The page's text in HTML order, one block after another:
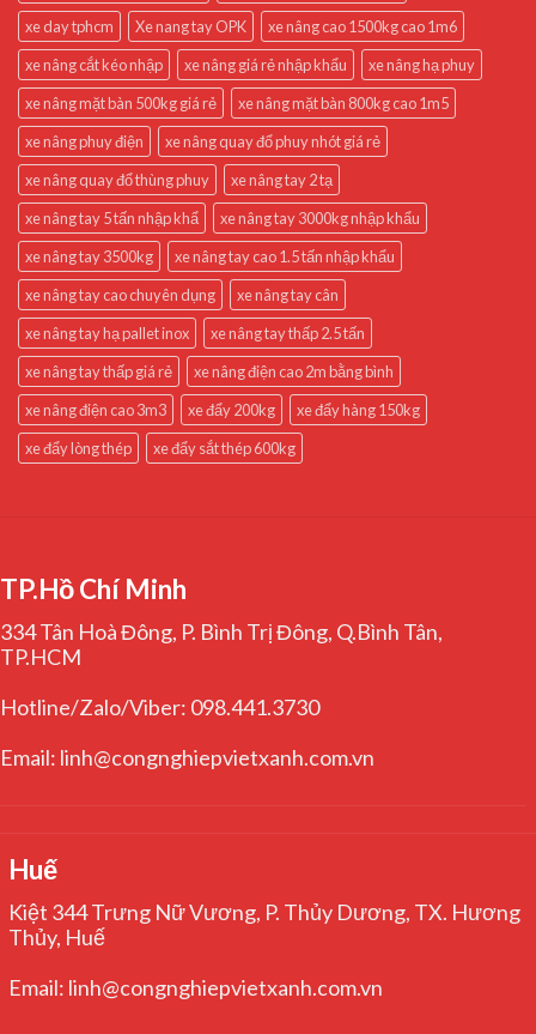
xe day tphcm
Xe nang tay OPK
xe nâng cao 1500kg cao 1m6
xe nâng cắt kéo nhập
xe nâng giá rẻ nhập khẩu
xe nâng hạ phuy
xe nâng mặt bàn 500kg giá rẻ
xe nâng mặt bàn 800kg cao 1m5
xe nâng phuy điện
xe nâng quay đổ phuy nhót giá rẻ
xe nâng quay đổ thùng phuy
xe nâng tay 2 tạ
xe nâng tay 5 tấn nhập khẩ
xe nâng tay 3000kg nhập khẩu
xe nâng tay 3500kg
xe nâng tay cao 1.5 tấn nhập khẩu
xe nâng tay cao chuyên dụng
xe nâng tay cân
xe nâng tay hạ pallet inox
xe nâng tay thấp 2.5 tấn
xe nâng tay thấp giá rẻ
xe nâng điện cao 2m bằng bình
xe nâng điện cao 3m3
xe đẩy 200kg
xe đẩy hàng 150kg
xe đẩy lòng thép
xe đẩy sắt thép 600kg
TP.Hồ Chí Minh
334 Tân Hoà Đông, P. Bình Trị Đông, Q.Bình Tân,
TP.HCM
Hotline/Zalo/Viber: 098.441.3730
Email: linh@congnghiepvietxanh.com.vn
Huế
Kiệt 344 Trưng Nữ Vương, P. Thủy Dương, TX. Hương
Thủy, Huế
Email: linh@congnghiepvietxanh.com.vn